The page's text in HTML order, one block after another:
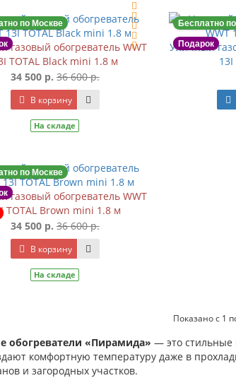
по Москве
газовый обогреватель WWT
TOTAL Black mini 1.8 м
34 500 р. 36 600 р.
В корзину
На складе
Подарок
Бесплатно
Уличный
13I
по Москве
газовый обогреватель WWT
TOTAL Brown mini 1.8 м
34 500 р. 36 600 р.
В корзину
На складе
Показано с 1
обогреватели «Пирамида» — это стильные
комфортную температуру даже в
и загородных участков.